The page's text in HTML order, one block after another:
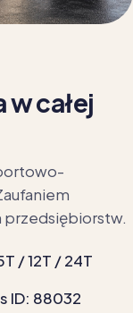
całej
przedsiębiorstw.
/ 12T / 24T
ID: 88032